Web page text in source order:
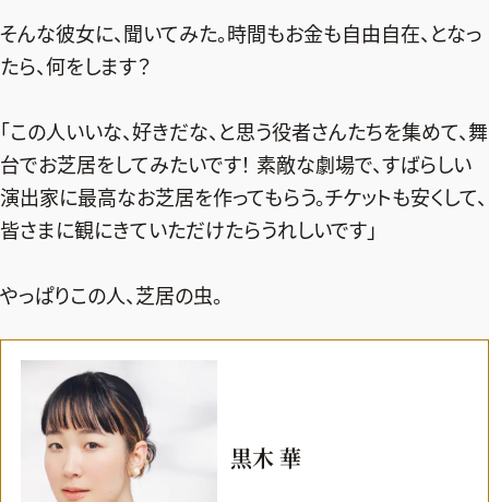
そんな彼女に、聞いてみた。時間もお金も自由自在、となっ
たら、何をします？
「この人いいな、好きだな、と思う役者さんたちを集めて、舞
台でお芝居をしてみたいです！ 素敵な劇場で、すばらしい
演出家に最高なお芝居を作ってもらう。チケットも安くして、
皆さまに観にきていただけたらうれしいです」
やっぱりこの人、芝居の虫。
黒木 華